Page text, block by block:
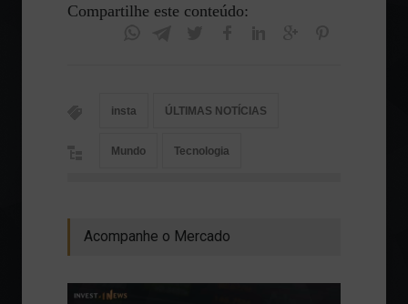
Compartilhe este conteúdo:
insta ÚLTIMAS NOTÍCIAS
Mundo Tecnologia
Acompanhe o Mercado